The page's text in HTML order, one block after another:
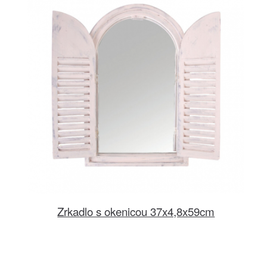
Zrkadlo s okenicou 37x4,8x59cm